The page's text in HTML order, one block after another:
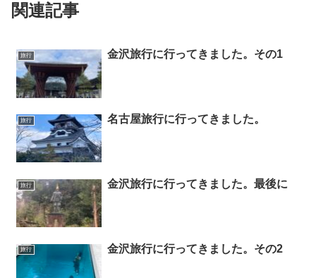
関連記事
旅行 金沢旅行に行ってきました。その1
旅行 名古屋旅行に行ってきました。
旅行 金沢旅行に行ってきました。最後に
旅行 金沢旅行に行ってきました。その2